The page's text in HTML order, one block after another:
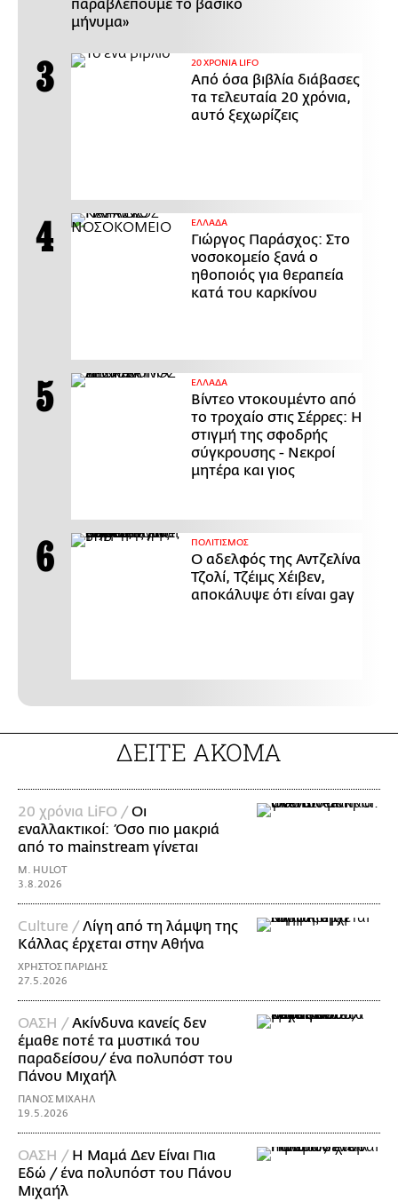
παραβλέπουμε το βασικό
μήνυμα»
20 ΧΡΟΝΙΑ LIFO
Από όσα βιβλία διάβασες
τα τελευταία 20 χρόνια,
αυτό ξεχωρίζεις
ΕΛΛΑΔΑ
Γιώργος Παράσχος: Στο
νοσοκομείο ξανά ο
ηθοποιός για θεραπεία
κατά του καρκίνου
ΕΛΛΑΔΑ
Βίντεο ντοκουμέντο από
το τροχαίο στις Σέρρες: Η
στιγμή της σφοδρής
σύγκρουσης - Νεκροί
μητέρα και γιος
ΠΟΛΙΤΙΣΜΟΣ
Ο αδελφός της Αντζελίνα
Τζολί, Τζέιμς Χέιβεν,
αποκάλυψε ότι είναι gay
ΔΕΙΤΕ ΑΚΟΜΑ
20 χρόνια LiFO / Οι
εναλλακτικοί: Όσο πιο μακριά
από το mainstream γίνεται
M. HULOT
3.8.2026
Culture / Λίγη από τη λάμψη της
Κάλλας έρχεται στην Αθήνα
ΧΡΗΣΤΟΣ ΠΑΡΙΔΗΣ
27.5.2026
ΟΑΣΗ / Ακίνδυνα κανείς δεν
έμαθε ποτέ τα μυστικά του
παραδείσου/ ένα πολυπόστ του
Πάνου Μιχαήλ
ΠΑΝΟΣ ΜΙΧΑΗΛ
19.5.2026
ΟΑΣΗ / Η Mαμά Δεν Είναι Πια
Εδώ / ένα πολυπόστ του Πάνου
Μιχαήλ